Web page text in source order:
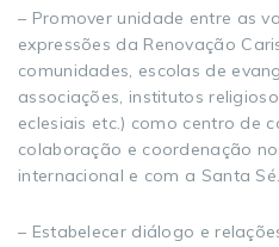
– Promover unidade entre as
expressões da Renovação
comunidades, escolas de
associações, institutos
eclesiais etc.) como centro de
colaboração e coordenação
internacional e com a Santa Sé.
– Estabelecer diálogo e